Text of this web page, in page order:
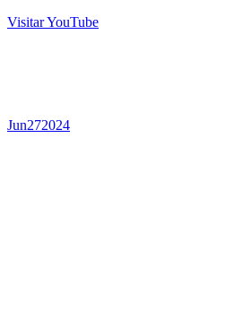
Visitar YouTube
Jun272024